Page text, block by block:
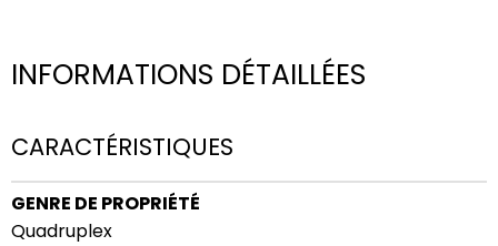
INFORMATIONS DÉTAILLÉES
CARACTÉRISTIQUES
GENRE DE PROPRIÉTÉ
Quadruplex